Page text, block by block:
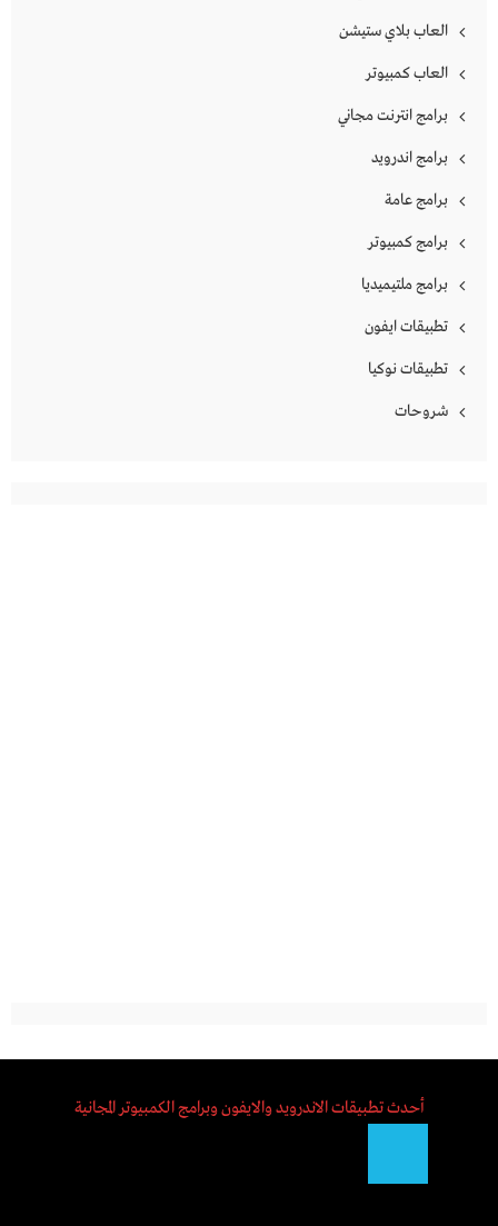
العاب بلاي ستيشن
العاب كمبيوتر
برامج انترنت مجاني
برامج اندرويد
برامج عامة
برامج كمبيوتر
برامج ملتيميديا
تطبيقات ايفون
تطبيقات نوكيا
شروحات
أحدث تطبيقات الاندرويد والايفون وبرامج الكمبيوتر المجانية